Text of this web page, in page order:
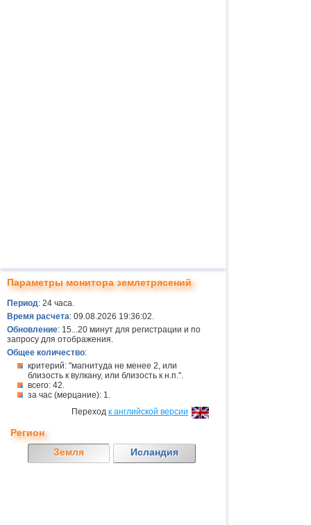
Параметры монитора землетрясений
Период: 24 часа.
Время расчета: 09.08.2026 19:36:02.
Обновление: 15...20 минут для регистрации и по
запросу для отображения.
Общее количество:
критерий: "магнитуда не менее 2, или
близость к вулкану, или близость к н.п.".
всего: 42.
за час (мерцание): 1.
Переход к английской версии
Регион
Земля
Исландия